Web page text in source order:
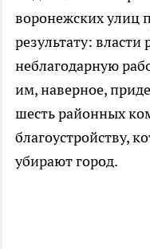
воронежских улиц
результату:
неблагодарную
им, наверное,
шесть районных
благоустройству,
убирают город.